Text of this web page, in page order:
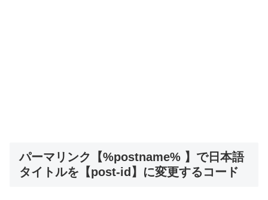
パーマリンク【%postname% 】で日本語
タイトルを【post-id】に変更するコード